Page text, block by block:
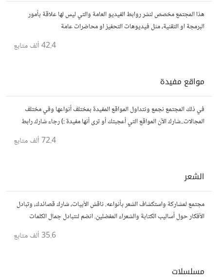
هذا المجتمع مخصص لنشر روابط الفيديو العامة والتي ليس لها علاقة بأمور
البرمجة او التقنية، مثل فيديوهات التحفيز او محاضرات عامة
42.4 ألف متابع
مواقع مفيدة
في ذلك المجتمع نجمع ونتداول المواقع المفيدة بمختلف أنواعها وفي مختلف
المجالات..شارك الآن المواقع التي أعجبتك أو ترى أنها مفيدة :) رجاء شارك رابط
72.4 ألف متابع
الشعر
مجتمع لمشاركة واستكشاف الشعر بأنواعه. ناقش الأبيات، شارك قصائدك، وتبادل
الأفكار حول أساليب الكتابة والشعراء المفضلين. انضم لنتبادل جمال الكلمات
35.6 ألف متابع
مسلسلات